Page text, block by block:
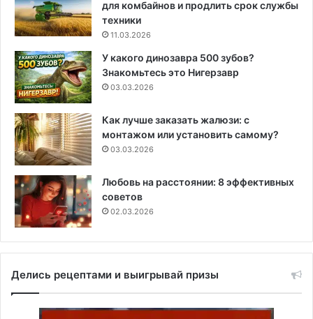
для комбайнов и продлить срок службы
техники
11.03.2026
У какого динозавра 500 зубов?
Знакомьтесь это Нигерзавр
03.03.2026
Как лучше заказать жалюзи: с
монтажом или установить самому?
03.03.2026
Любовь на расстоянии: 8 эффективных
советов
02.03.2026
Делись рецептами и выигрывай призы